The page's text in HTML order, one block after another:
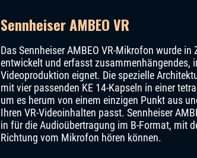
Sennheiser AMBEO VR
Das Sennheiser AMBEO VR-Mikrofon wurde
entwickelt und erfasst zusammenhängendes,
Videoproduktion eignet. Die spezielle
mit vier passenden KE 14-Kapseln in einer
um es herum von einem einzigen Punkt aus
Ihren VR-Videoinhalten passt. Sennheiser
in für die Audioübertragung im B-Format, mit
Richtung vom Mikrofon hören können.